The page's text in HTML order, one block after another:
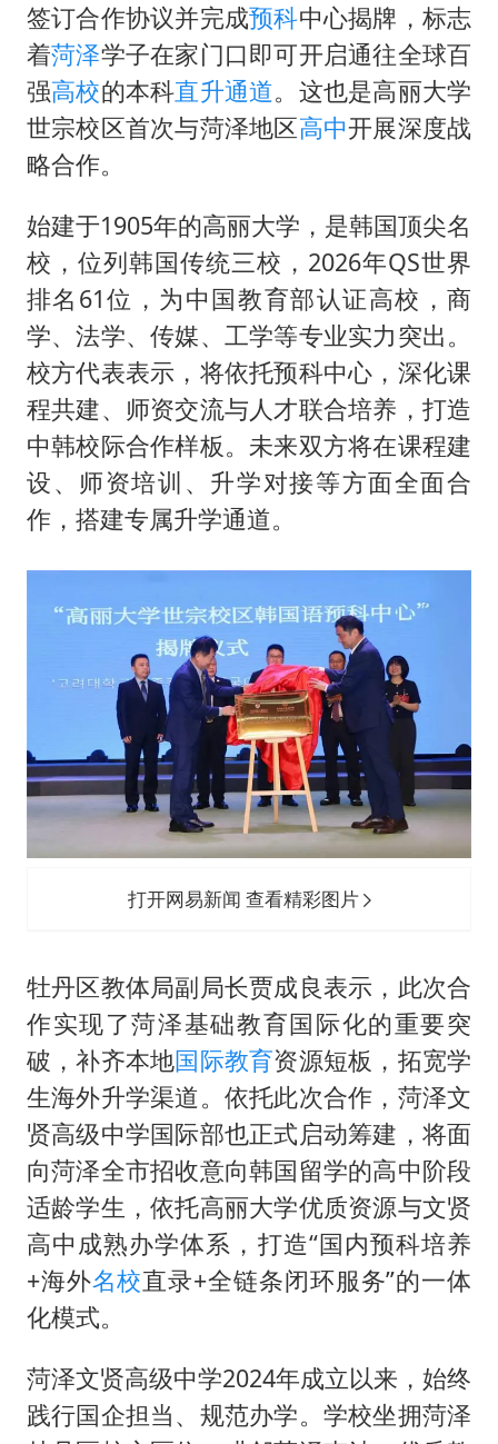
签订合作协议并完成预科中心揭牌，标志
着菏泽学子在家门口即可开启通往全球百
强高校的本科直升通道。这也是高丽大学
世宗校区首次与菏泽地区高中开展深度战
略合作。
始建于1905年的高丽大学，是韩国顶尖名
校，位列韩国传统三校，2026年QS世界
排名61位，为中国教育部认证高校，商
学、法学、传媒、工学等专业实力突出。
校方代表表示，将依托预科中心，深化课
程共建、师资交流与人才联合培养，打造
中韩校际合作样板。未来双方将在课程建
设、师资培训、升学对接等方面全面合
作，搭建专属升学通道。
打开网易新闻 查看精彩图片
牡丹区教体局副局长贾成良表示，此次合
作实现了菏泽基础教育国际化的重要突
破，补齐本地国际教育资源短板，拓宽学
生海外升学渠道。依托此次合作，菏泽文
贤高级中学国际部也正式启动筹建，将面
向菏泽全市招收意向韩国留学的高中阶段
适龄学生，依托高丽大学优质资源与文贤
高中成熟办学体系，打造“国内预科培养
+海外名校直录+全链条闭环服务”的一体
化模式。
菏泽文贤高级中学2024年成立以来，始终
践行国企担当、规范办学。学校坐拥菏泽